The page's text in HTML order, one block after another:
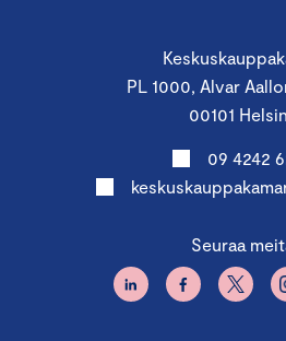
PL 1000, Alvar
00101
09 4242
Seuraa